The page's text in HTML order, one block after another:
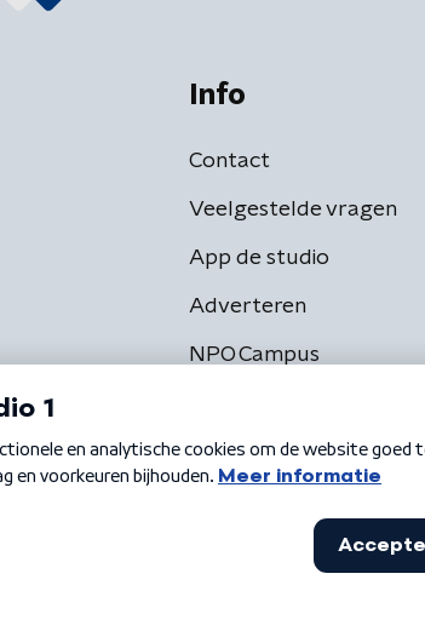
Info
Contact
Veelgestelde vragen
App de studio
Adverteren
NPO Campus
Privacybeleid